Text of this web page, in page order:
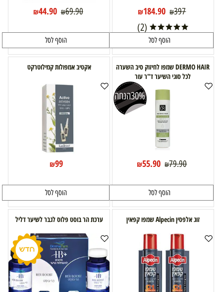
₪397
₪184.90
(2)
הוסף לסל
₪69.90
₪44.90
הוסף לסל
DERMO HAIR שמפו לחיזוק סיב השערה
לכל סוגי השיער ד"ר עור
30%הנחה
₪79.90
₪55.90
הוסף לסל
אקטיב אמפולות קמילוטרקט
₪99
הוסף לסל
זוג אלפסין Alpecin שמפו קפאין ערכת הר בוסט פלוס לגבר לשיער דליל